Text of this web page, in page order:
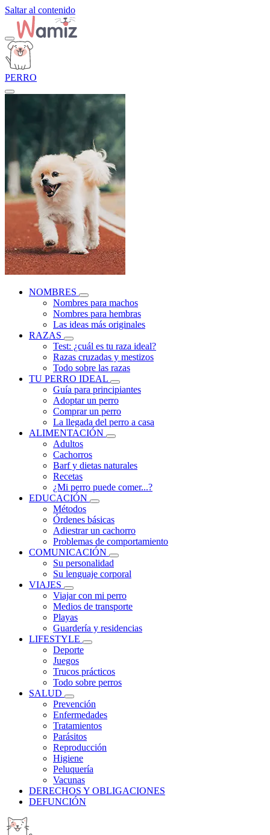
Saltar al contenido
PERRO
NOMBRES
Nombres para machos
Nombres para hembras
Las ideas más originales
RAZAS
Test: ¿cuál es tu raza ideal?
Razas cruzadas y mestizos
Todo sobre las razas
TU PERRO IDEAL
Guía para principiantes
Adoptar un perro
Comprar un perro
La llegada del perro a casa
ALIMENTACIÓN
Adultos
Cachorros
Barf y dietas naturales
Recetas
¿Mi perro puede comer...?
EDUCACIÓN
Métodos
Órdenes básicas
Adiestrar un cachorro
Problemas de comportamiento
COMUNICACIÓN
Su personalidad
Su lenguaje corporal
VIAJES
Viajar con mi perro
Medios de transporte
Playas
Guardería y residencias
LIFESTYLE
Deporte
Juegos
Trucos prácticos
Todo sobre perros
SALUD
Prevención
Enfermedades
Tratamientos
Parásitos
Reproducción
Higiene
Peluquería
Vacunas
DERECHOS Y OBLIGACIONES
DEFUNCIÓN